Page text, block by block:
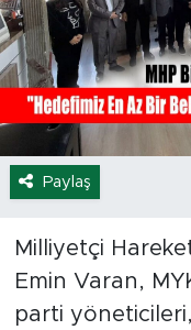
Paylaş
Milliyetçi
Emin Varan,
parti
Hava Durumu
Tavz Der
Bingöl Kaza